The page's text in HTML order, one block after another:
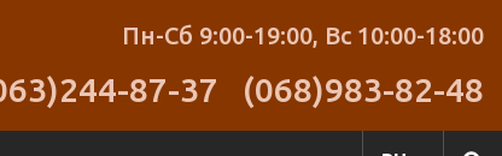
Пн-Сб 9:00-19:00, Вс 10:00-18:00
87-37 (068)983-82-48